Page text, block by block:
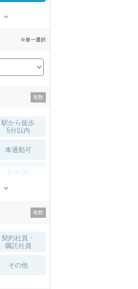
※単一選択
駅から徒歩
5分以内
車通勤可
無資格 OK
WEB面接OK
契約社員・
嘱託社員
その他